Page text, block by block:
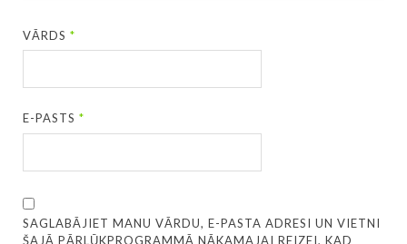
VĀRDS*
E-PASTS*
SAGLABĀJIET MANU VĀRDU, E-PASTA ADRESI UN VIETNI
ŠAJĀ PĀRLŪKPROGRAMMĀ NĀKAMAJAI REIZEI, KAD